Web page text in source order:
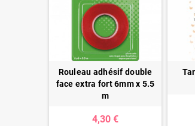
Rouleau adhésif double
face extra fort 6mm x 5.5
m
4,30 €